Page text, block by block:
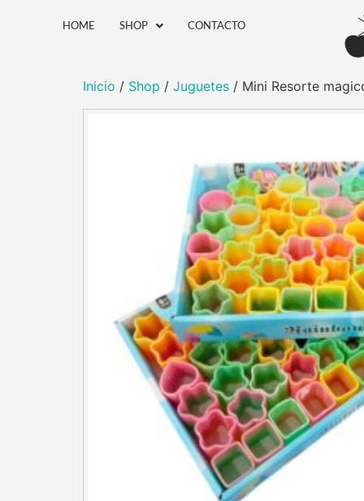
HOME SHOP CONTACTO
Inicio / Shop / Juguetes / Mini Resorte